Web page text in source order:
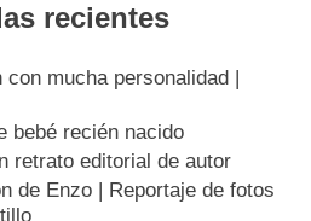
recientes
con mucha personalidad |
bebé recién nacido
retrato editorial de autor
de Enzo | Reportaje de fotos